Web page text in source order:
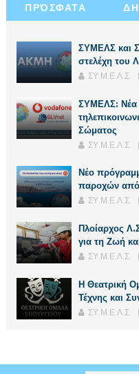
ΠΡΌΣΦΑΤΑ
ΣΥΜΕΛΣ και
στελέχη του
ΣΥ.Μ.Ε.Λ.Σ.
ΣΥΜΕΛΣ: Νέα
Σώματος
ΣΥ.Μ.Ε.Λ.Σ.
Νέο
παροχών
ΣΥ.Μ.Ε.Λ.Σ.
Πλοίαρχος
για τη Ζωή
ΣΥ.Μ.Ε.Λ.Σ.
Η Θεατρική
Τέχνης και
ΣΥ.Μ.Ε.Λ.Σ.